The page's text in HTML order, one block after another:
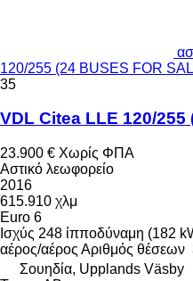
120/255 (24 BUSES FOR
35
VDL Citea LLE 120/255
23.900 € Χωρίς ΦΠΑ
Αστικό λεωφορείο
2016
615.910 χλμ
Euro 6
Ισχύς 248 ίπποδύναμη (182
αέρος/αέρος Αριθμός θέσεων
Σουηδία, Upplands Väsby